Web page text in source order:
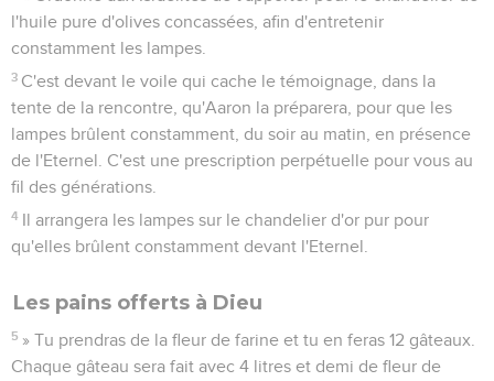
l'huile pure d'olives concassées, afin d'entretenir
constamment les lampes.
3 C'est devant le voile qui cache le témoignage, dans la
tente de la rencontre, qu'Aaron la préparera, pour que les
lampes brûlent constamment, du soir au matin, en présence
de l'Eternel. C'est une prescription perpétuelle pour vous au
fil des générations.
4 Il arrangera les lampes sur le chandelier d'or pur pour
qu'elles brûlent constamment devant l'Eternel.
Les pains offerts à Dieu
5 » Tu prendras de la fleur de farine et tu en feras 12 gâteaux.
Chaque gâteau sera fait avec 4 litres et demi de fleur de